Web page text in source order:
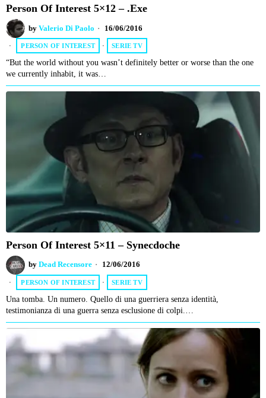
Person Of Interest 5×12 – .exe
by Valerio Di Paolo 16/06/2016
PERSON OF INTEREST · SERIE TV
“But the world without you wasn’t definitely better or worse than the one
we currently inhabit, it was…
Person Of Interest 5×11 – Synecdoche
by Dead Recensore 12/06/2016
PERSON OF INTEREST · SERIE TV
Una tomba. Un numero. Quello di una guerriera senza identità,
testimonianza di una guerra senza esclusione di colpi.…